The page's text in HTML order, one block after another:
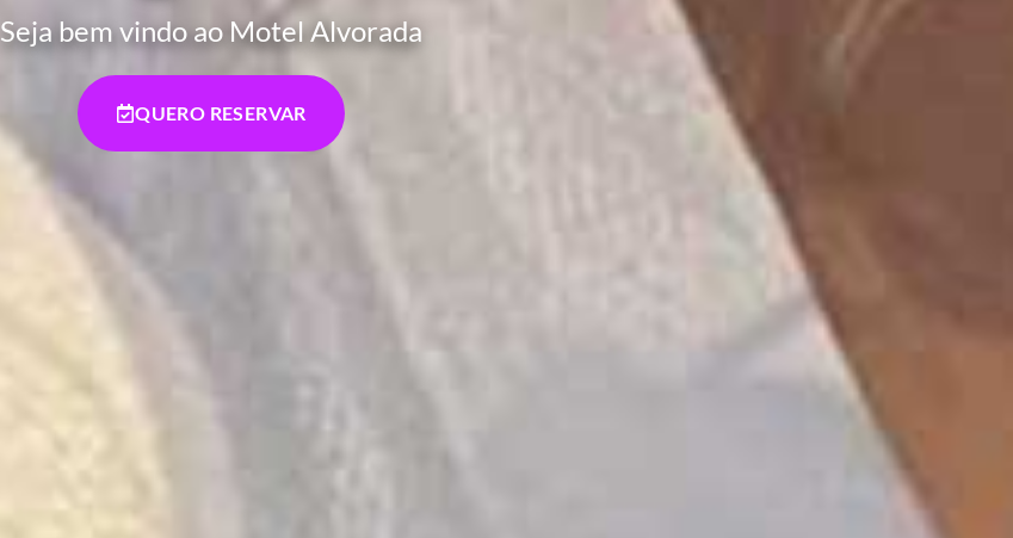
Seja bem vindo ao Motel Alvorada
QUERO RESERVAR